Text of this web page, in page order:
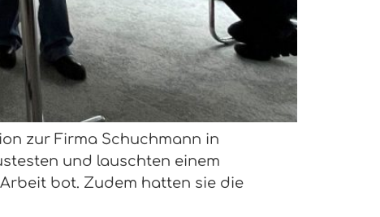
zur Firma Schuchmann in
und lauschten einem
bot. Zudem hatten sie die